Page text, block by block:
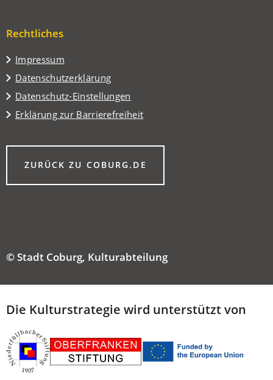
Rechtliches
Impressum
Datenschutzerklärung
Datenschutz-Einstellungen
Erklärung zur Barrierefreiheit
ZURÜCK ZU COBURG.DE
(ÖFFNET
© Stadt Coburg, Kulturabteilung
Die Kulturstrategie wird unterstützt von